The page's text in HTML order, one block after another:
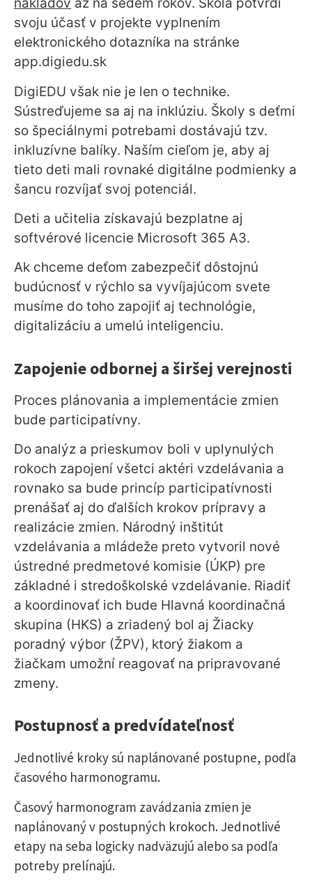
nákladov až na sedem rokov. Škola potvrdí
svoju účasť v projekte vyplnením
elektronického dotazníka na stránke
app.digiedu.sk
DigiEDU však nie je len o technike.
Sústreďujeme sa aj na inklúziu. Školy s deťmi
so špeciálnymi potrebami dostávajú tzv.
inkluzívne balíky. Naším cieľom je, aby aj
tieto deti mali rovnaké digitálne podmienky a
šancu rozvíjať svoj potenciál.
Deti a učitelia získavajú bezplatne aj
softvérové licencie Microsoft 365 A3.
Ak chceme deťom zabezpečiť dôstojnú
budúcnosť v rýchlo sa vyvíjajúcom svete
musíme do toho zapojiť aj technológie,
digitalizáciu a umelú inteligenciu.
Zapojenie odbornej a širšej verejnosti
Proces plánovania a implementácie zmien
bude participatívny.
Do analýz a prieskumov boli v uplynulých
rokoch zapojení všetci aktéri vzdelávania a
rovnako sa bude princíp participatívnosti
prenášať aj do ďalších krokov prípravy a
realizácie zmien. Národný inštitút
vzdelávania a mládeže preto vytvoril nové
ústredné predmetové komisie (ÚKP) pre
základné i stredoškolské vzdelávanie. Riadiť
a koordinovať ich bude Hlavná koordinačná
skupina (HKS) a zriadený bol aj Žiacky
poradný výbor (ŽPV), ktorý žiakom a
žiačkam umožní reagovať na pripravované
zmeny.
Postupnosť a predvídateľnosť
Jednotlivé kroky sú naplánované postupne, podľa
časového harmonogramu.
Časový harmonogram zavádzania zmien je
naplánovaný v postupných krokoch. Jednotlivé
etapy na seba logicky nadväzujú alebo sa podľa
potreby prelínajú.